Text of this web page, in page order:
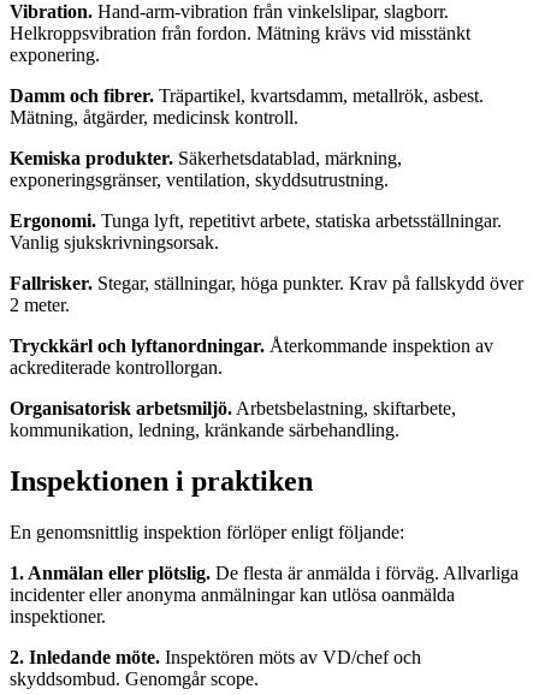
Vibration. Hand-arm-vibration från vinkelslipar, slagborr.
Helkroppsvibration från fordon. Mätning krävs vid misstänkt
exponering.
Damm och fibrer. Träpartikel, kvartsdamm, metallrök, asbest.
Mätning, åtgärder, medicinsk kontroll.
Kemiska produkter. Säkerhetsdatablad, märkning,
exponeringsgränser, ventilation, skyddsutrustning.
Ergonomi. Tunga lyft, repetitivt arbete, statiska arbetsställningar.
Vanlig sjukskrivningsorsak.
Fallrisker. Stegar, ställningar, höga punkter. Krav på fallskydd över
2 meter.
Tryckkärl och lyftanordningar. Återkommande inspektion av
ackrediterade kontrollorgan.
Organisatorisk arbetsmiljö.Arbetsbelastning, skiftarbete,
kommunikation, ledning, kränkande särbehandling.
Inspektionen i praktiken
En genomsnittlig inspektion förlöper enligt följande:
1. Anmälan eller plötslig. De flesta är anmälda i förväg. Allvarliga
incidenter eller anonyma anmälningar kan utlösa oanmälda
inspektioner.
2. Inledande möte. Inspektören möts av VD/chef och
skyddsombud. Genomgår scope.